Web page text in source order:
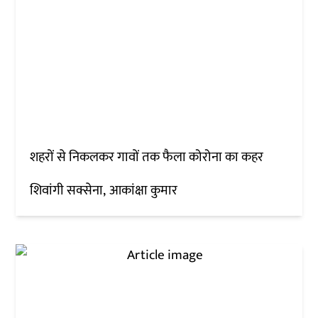
शहरों से निकलकर गावों तक फैला कोरोना का कहर
शिवांगी सक्सेना आकांक्षा कुमार